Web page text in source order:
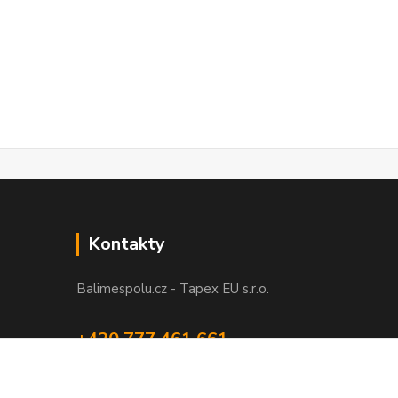
Kontakty
Balimespolu.cz - Tapex EU s.r.o.
+420 777 461 661